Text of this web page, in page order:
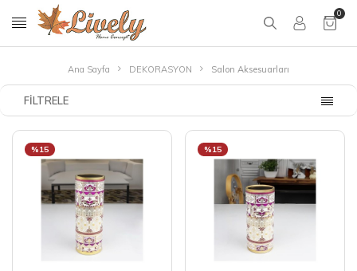
0
Ana Sayfa DEKORASYON Salon Aksesuarları
FILTRELE
%15 %15